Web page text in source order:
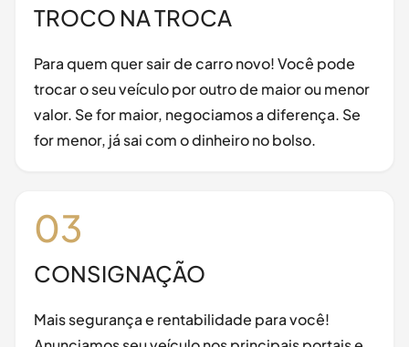
TROCO NA TROCA
Para quem quer sair de carro novo! Você pode
trocar o seu veículo por outro de maior ou menor
valor. Se for maior, negociamos a diferença. Se
for menor, já sai com o dinheiro no bolso.
03
CONSIGNAÇÃO
Mais segurança e rentabilidade para você!